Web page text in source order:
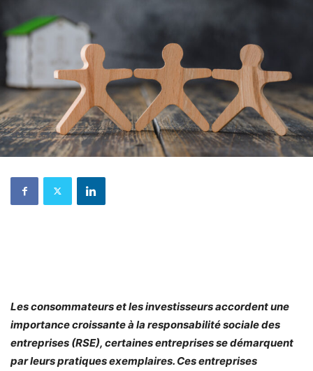
Les consommateurs et les investisseurs accordent une
importance croissante à la responsabilité sociale des
entreprises (RSE), certaines entreprises se démarquent
par leurs pratiques exemplaires. Ces entreprises